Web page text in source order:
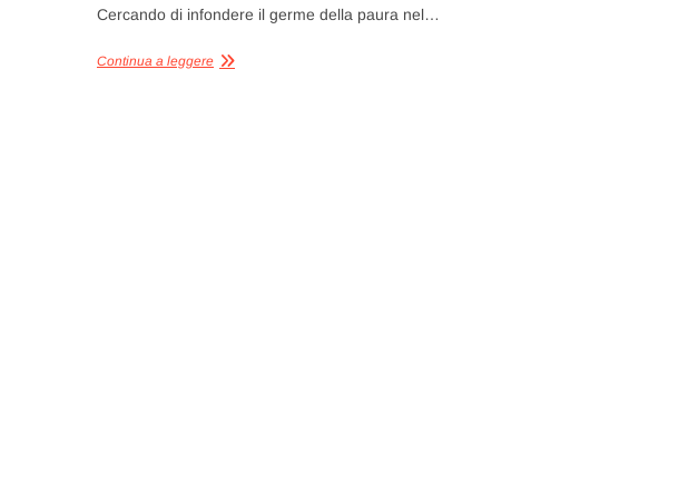
Cercando di infondere il germe della paura nel…
Continua a leggere